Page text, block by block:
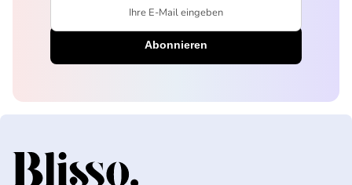
Ihre E-Mail eingeben
Startseite